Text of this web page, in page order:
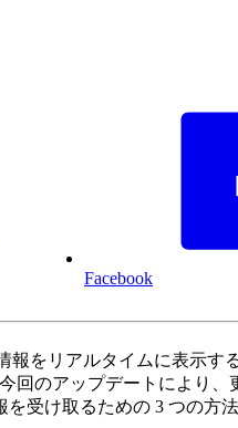
Facebook
報をリアルタイムに表示
回のアップデートにより
受け取るための 3 つの方